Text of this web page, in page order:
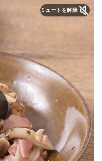
ミュートを解除